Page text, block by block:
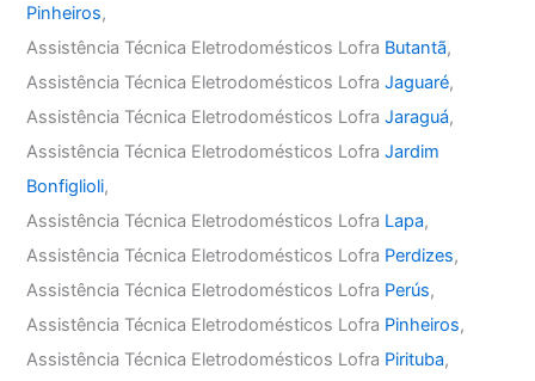
Pinheiros,
Assistência Técnica Eletrodomésticos Lofra Butantã,
Assistência Técnica Eletrodomésticos LofraJaguaré,
Assistência Técnica Eletrodomésticos LofraJaraguá,
Assistência Técnica Eletrodomésticos LofraJardim
Bonfiglioli,
Assistência Técnica Eletrodomésticos Lofra Lapa,
Assistência Técnica Eletrodomésticos Lofra Perdizes,
Assistência Técnica Eletrodomésticos Lofra Perús,
Assistência Técnica Eletrodomésticos Lofra Pinheiros,
Assistência Técnica Eletrodomésticos Lofra Pirituba,